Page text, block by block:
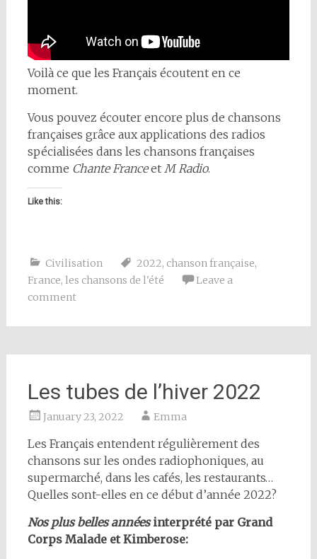
Voilà ce que les Français écoutent en ce
moment.
Vous pouvez écouter encore plus de chansons
françaises grâce aux applications des radios
spécialisées dans les chansons françaises
comme Chante Franceet M Radio.
Like this:
Civilisation 2022, chanson française,
France, les chansons de l'été
Leave a
comment
Les tubes de l’hiver 2022
January 23, 2022 Emma
Les Français entendent régulièrement des
chansons sur les ondes radiophoniques, au
supermarché, dans les cafés, les restaurants…
Quelles sont-elles en ce début d’année 2022?
Nos plus belles annéesinterprété par Grand
Corps Malade et Kimberose: